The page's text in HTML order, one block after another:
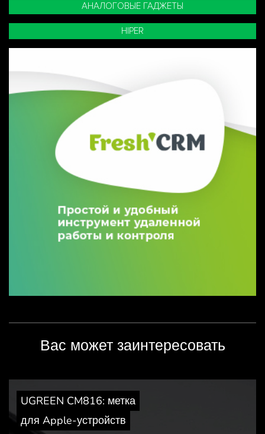
АНАЛОГОВЫЕ ГАДЖЕТЫ
HIPER
Вас может заинтересовать
UGREEN CM816: метка
для Apple-устройств